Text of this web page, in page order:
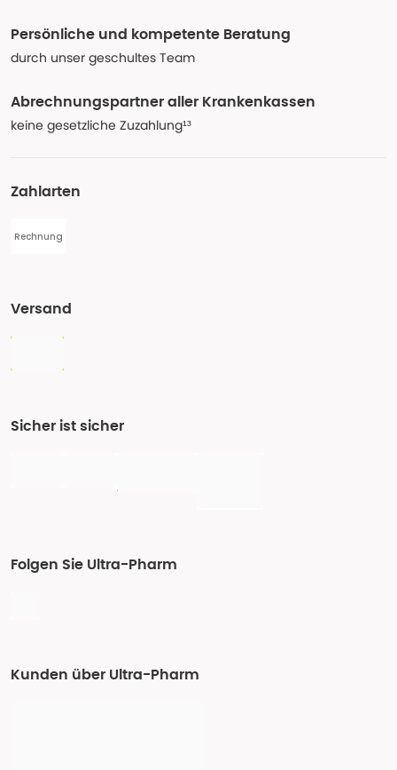
Persönliche und kompetente Beratung
durch unser geschultes Team
Abrechnungspartner aller Krankenkassen
keine gesetzliche Zuzahlung¹³
Zahlarten
Rechnung
Versand
Sicher ist sicher
Folgen Sie Ultra-Pharm
Kunden über Ultra-Pharm